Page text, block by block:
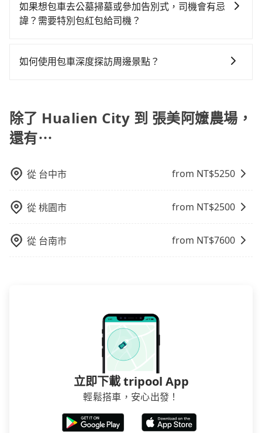
用戶卻遲遲尚未歸還，又或者要還車時卻偏偏找不到停
車位，對於急著用車或者要載其他乘客的人來說就有不
上下車地點仍有段距離，在遇到下雨天或者載行李時，
以上，分坐兩台計程車就不太方便，反而能事先預約且
品質穩定的tripool，可能更適合你。
駕駛執照以及良民證外，車輛一定投保最高300萬乘客
險。最好辨別叫的車是否合法，就看車牌的開頭，只要
中型巴士或大型遊覽車。非法改裝的車輛，不僅與車輛
行照不符，連司機的駕照都會不符。在路上被警察盤查
給賭上。通常人數沒有超過10位，建議預約一台九人座
台確認。
看您旅遊的目的地而定。您可以善用大眾運輸，例如：
公車、捷運、客運等，或者考慮租車。如果您想要更便
如果想包車去公墓掃墓或參加告別式，司機會有忌
諱？需要特別包紅包給司機？
都會提供接送服務。不過，如果您有其他特殊要求，例
您自行決定。不過，建議可事先詢問司機是否接受。」
如何使用包車深度探訪周邊景點？
的節奏和時間進行遊覽。除了景點本身，還可以體驗周
邊的文化和風俗，品嚐當地的美食，與當地人交流，深
入體驗當地的生活和文化。在探訪景點時，可以積極尋
和內幕，並且可以在旅途中收集更多的故事和經驗，豐
富自己的旅程。
除了 Hualien City 到 張美阿嬤農場，
還有⋯
從 台中市 from NT$5250
從桃園市 from NT$2500
從 台南市 from NT$7600
立即下載 tripool App
輕鬆搭車，安心出發！